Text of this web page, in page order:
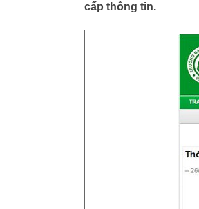
cấp thông tin.